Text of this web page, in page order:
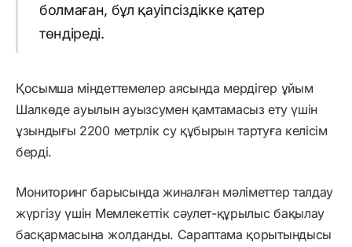
болмаған, бұл қауіпсіздікке қатер
төндіреді.
Қосымша міндеттемелер аясында мердігер ұйым
Шалкөде ауылын ауызсумен қамтамасыз ету үшін
ұзындығы 2200 метрлік су құбырын тартуға келісім
берді.
Мониторинг барысында жиналған мәліметтер талдау
жүргізу үшін Мемлекеттік сәулет-құрылыс бақылау
басқармасына жолданды. Сараптама қорытындысы